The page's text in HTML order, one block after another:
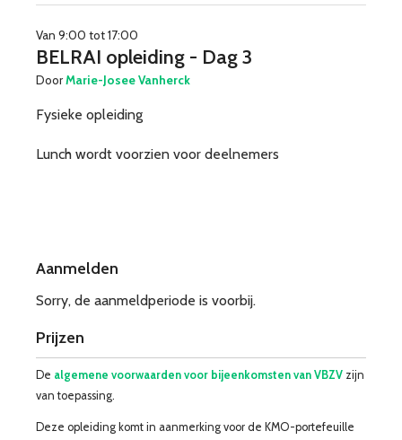
Van 9:00 tot 17:00
BELRAI opleiding - Dag 3
DoorMarie-Josee Vanherck
Fysieke opleiding
Lunch wordt voorzien voor deelnemers
Aanmelden
Sorry, de aanmeldperiode is voorbij.
Prijzen
De algemene voorwaarden voor bijeenkomsten van VBZV zijn
van toepassing.
Deze opleiding komt in aanmerking voor de KMO-portefeuille